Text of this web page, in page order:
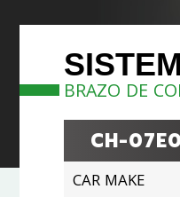
BRAZO DE
CH-07E0
CAR MAKE